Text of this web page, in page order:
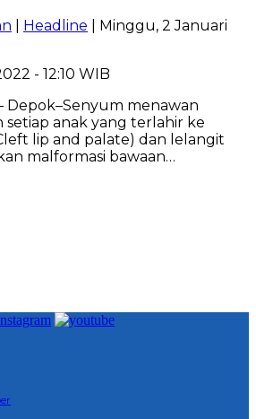
Headline | Minggu, 2 Januari
- 12:10 WIB
Depok–Senyum menawan
setiap anak yang terlahir ke
lip and palate) dan lelangit
malformasi bawaan…